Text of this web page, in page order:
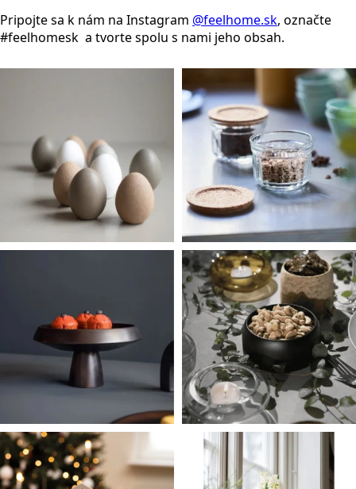
Pripojte sa k nám na Instagram @feelhome.sk, označte
#feelhomesk a tvorte spolu s nami jeho obsah.